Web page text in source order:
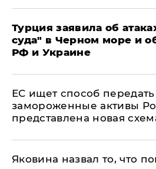
Турция заявила об
суда" в Черном море и
РФ и Украине
ЕС ищет способ
замороженные активы
представлена новая
Яковина назвал то, что